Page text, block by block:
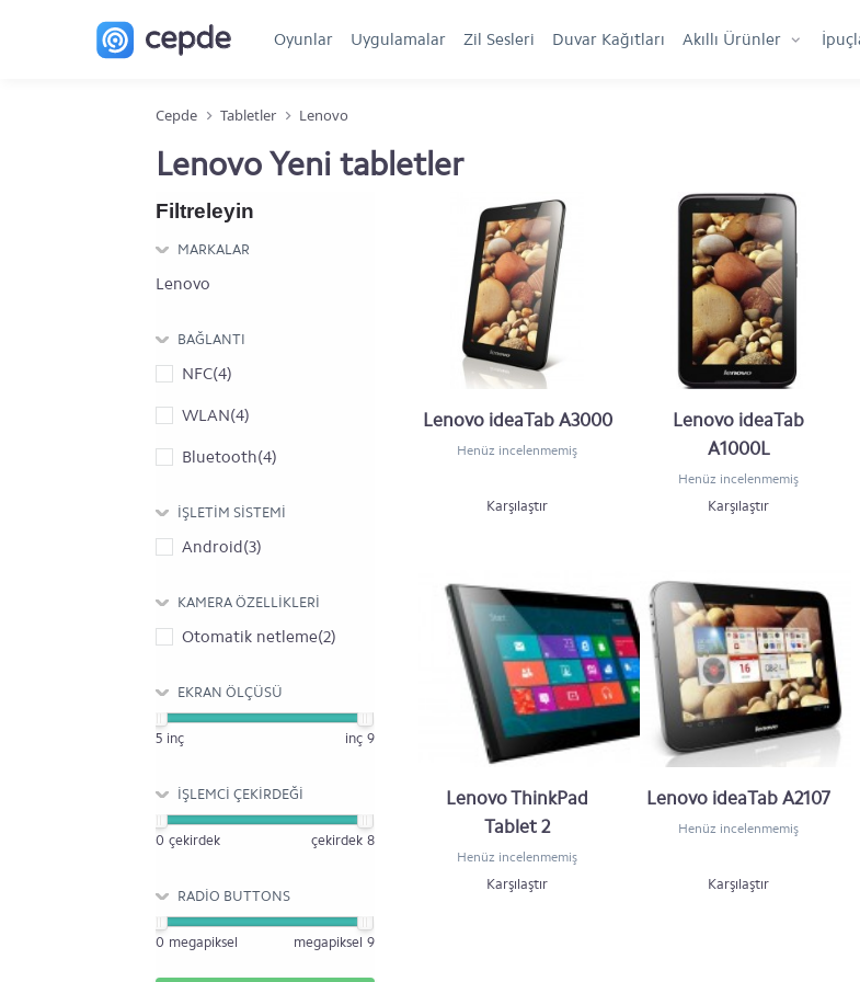
Oyunlar Uygulamalar Zil Sesleri Duvar Kağıtları Akıllı Ürünler
Cepde Tabletler Lenovo
Lenovo Yeni tabletler
MARKALAR
Lenovo
BAĞLANTI
NFC(4)
WLAN(4)
Bluetooth(4)
İŞLETIM SISTEMI
Android(3)
KAMERA ÖZELLIKLERI
Otomatik netleme(2)
EKRAN ÖLÇÜSÜ
5 inç inç 9
İŞLEMCI ÇEKIRDEĞI
0 çekirdek çekirdek 8
RADIO BUTTONS
0 megapiksel megapiksel 9
Filtreleyin
Lenovo ideaTab A3000
Henüz incelenmemiş
Karşılaştır
Lenovo ideaTab
A1000L
Henüz incelenmemiş
Karşılaştır
Lenovo ThinkPad
Tablet 2
Henüz incelenmemiş
Karşılaştır
Lenovo ideaTab A2107
Henüz incelenmemiş
Karşılaştır